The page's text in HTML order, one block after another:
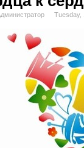
Tuesday,